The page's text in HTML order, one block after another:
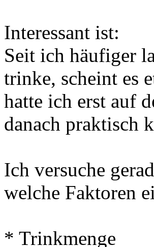
Interessant ist:
Seit ich häufiger
trinke, scheint es
hatte ich erst auf
danach praktisch
Ich versuche
welche Faktoren
* Trinkmenge